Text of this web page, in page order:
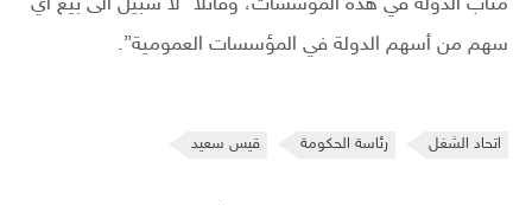
مناب الدولة في هذه المؤسسات، وقائلا “لا سبيل الى بيع اي
سهم من أسهم الدولة في المؤسسات العمومية”.
اتحاد الشغل رئاسة الحكومة قيس سعيد